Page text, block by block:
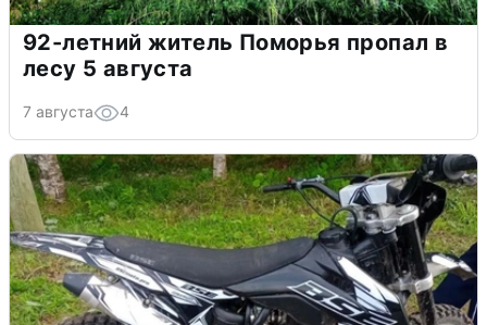
92-летний житель Поморья пропал в
лесу 5 августа
7 августа 4